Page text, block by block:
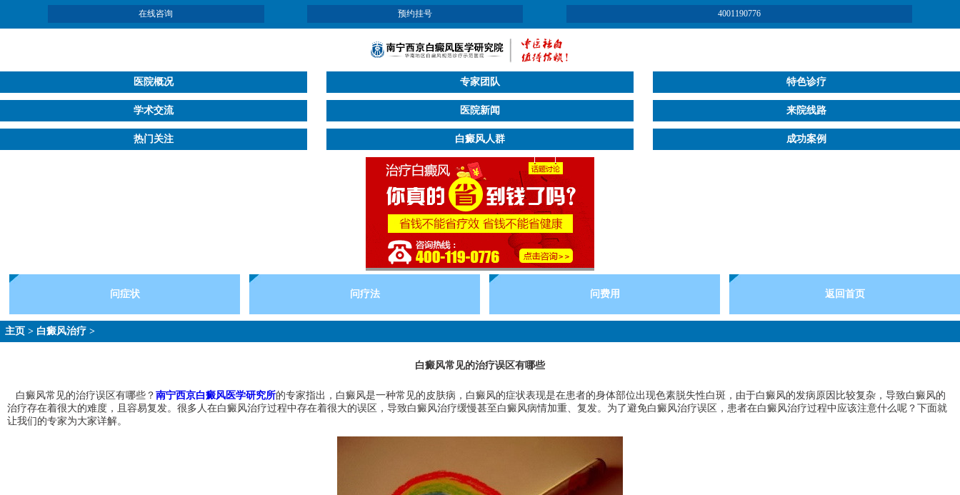
在线咨询 预约挂号 4001190776
医院概况 专家团队 特色诊疗
学术交流 医院新闻 来院线路
热门关注 白癜风人群 成功案例
问症状 问疗法 问费用 返回首页
主页 > 白癜风治疗 >
白癜风常见的治疗误区有哪些
白癜风常见的治疗误区有哪些？ 南宁西京白癜风医学研究所的专家指出，白癜风是一种常见的皮肤病，白癜风的症状表现是在患者的身体部位出现色素脱失性白斑，由于白癜风的发病原因比较复杂，导致白癜风的
治疗存在着很大的难度，且容易复发。很多人在白癜风治疗过程中存在着很大的误区，导致白癜风治疗缓慢甚至白癜风病情加重、复发。为了避免白癜风治疗误区，患者在白癜风治疗过程中应该注意什么呢？下面就
让我们的专家为大家详解。